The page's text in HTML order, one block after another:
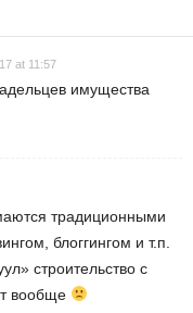
at 11:57
имущества
традиционными
блоггингом и т.п.
строительство с
вообще